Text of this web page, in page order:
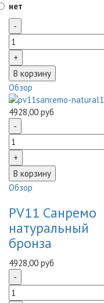
нет
Обзор
4928,00 руб
Обзор
PV11 Санремо
натуральный
бронза
4928,00 руб